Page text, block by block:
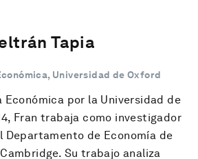
Tapia
Universidad de Oxford
Económica por la Universidad de
Fran trabaja como investigador
de Economía de
Su trabajo analiza